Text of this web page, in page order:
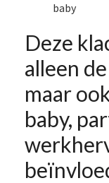
baby
Deze
alleen
maar
baby,